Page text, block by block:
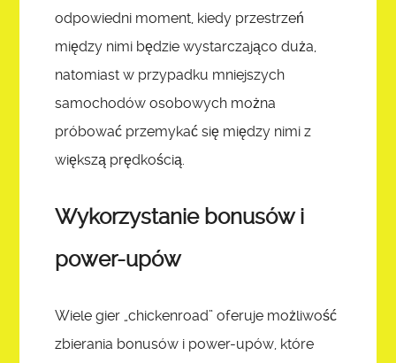
odpowiedni moment, kiedy przestrzeń
między nimi będzie wystarczająco duża,
natomiast w przypadku mniejszych
samochodów osobowych można
próbować przemykać się między nimi z
większą prędkością.
Wykorzystanie bonusów i
power-upów
Wiele gier „chickenroad” oferuje możliwość
zbierania bonusów i power-upów, które